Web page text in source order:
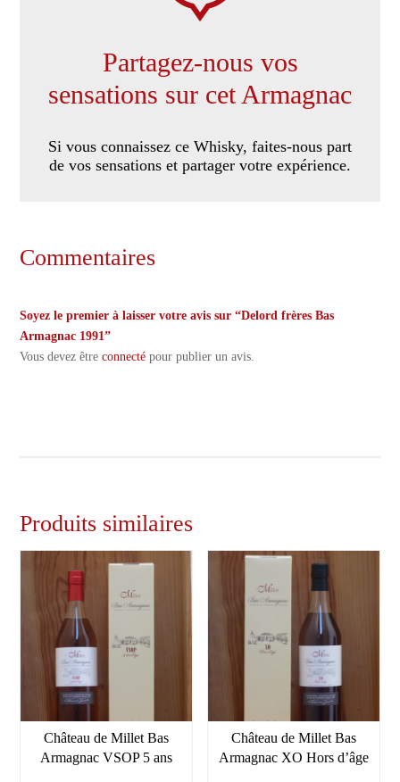
Partagez-nous vos
sensations sur cet Armagnac
Si vous connaissez ce Whisky, faites-nous part
de vos sensations et partager votre expérience.
Commentaires
Soyez le premier à laisser votre avis sur “Delord frères Bas
Armagnac 1991”
Vous devez êtreconnecté pour publier un avis.
Produits similaires
Château de Millet Bas
Armagnac VSOP 5 ans
Château de Millet Bas
Armagnac XO Hors d’âge